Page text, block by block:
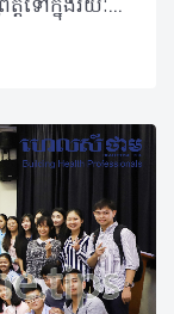
សន្និសីទឱសថសាស្រ្តលើកទី១ ត្រូវបានប្រព្រឹត្តទៅក្នុងរយៈពេលពីរថ្ងៃ ចាប់ពីថ្ងៃទី២៨ ដល់ថ្ងៃទី២៩ ខែកញ្ញា ឆ្នាំ២០១៨ នៅសាលប្រជុំប៊ី ជាន់ទី៣ អគារប៊ី នៃសាកលវិទ្យាល័យពុទ្ធិសាស្រ្ត ដោយមានការចូលរួមពីឱសថការី និងនិស្សិតឱសថសាស្រ្តចំនួន២០០នាក់ ដែលអញ្ជើញមកពីអង្គការក្រៅរដ្ឋាភិបាល ស្ថាប័នរដ្ឋ ក្រុមហ៊ុនឯកជន សហគ្រាសផលិតឱសថ ឱសថស្ថានឯកជន និងមហាវិទ្យាល័យឱសថសាស្រ្តនានា នៅក្នុងប្រទេសកម្ពុជា។ សន្និសីទនេះបានប្រារព្ធធ្វើឡើងក្រោមអធិបតីភាព លោកសាស្រ្តាចារ្យ អ៊ាន ហ្វីនលេ សាកលវិទ្យាធិការ និងអនុអធិការបតី នៃសាកលវិទ្យាល័យ ពុទ្ធិសាស្រ្ត លោក បាន បុត្តា ប្រធានក្រុមប្រឹក្សាគណៈឱសថការីកម្ពុជា និងឯកឧត្តម ឱសថការី លឹម រតនៈ ប្រធានសមាគមឱសថការីកម្ពុជា ។ វាគ្មិនកិត្តិយស១១នាក់ បានចូលរួមចែករំលែកចំណេះដឹង បទពិសោធន៍ ការអនុវត្ត និងភាពជោគជ័យនានារបស់ខ្លួននៅក្នុងផ្នែកចំនួនប្រាំក្នុងវិស័យឱសថសាស្រ្ត៖ ឱសថសាស្រ្តគ្លីនិក ឱសថសាស្រ្តសហគមន៍ ឱសថសាស្រ្តឧស្សាហកម្ម វេជ្ជជីវសាស្រ្ត និងឱសថសាស្រ្តពាណិជ្ជកម្ម។ ទន្ទឹមនឹងនោះដែរ ក៏មានការតាំងពិព័រណ៍ផលិតផល និងសេវាកម្មរបស់ផ្នែកឱសថសាស្រ្ត និងក្រុមហ៊ុននានាដែលនិស្សិតអាចស្វែងយល់បន្ថែមអំពីការសិក្សាស៊ីជម្រៅលើជំនាញឱសថសាស្រ្ត ឱកាសការងារតាមក្រុមហ៊ុន និងការស្វែងយល់អំពីព័ត៌មានផលិតផលឱសថមួយចំនួន។ តាមរយៈសន្និសិទនេះ អ្នកចូលរួមទាំងអស់ បានទទួលនូវចំណេះដឹង និងបទពិសោធន៍ថ្មីៗ ដែលមានសារៈសំខាន់សម្រាប់អាជីពទៅថ្ងៃក្រោយ និងជាទុនសម្រាប់សិក្សាបន្តក្នុងថ្ងៃអនាគត។ ជាលទ្ធផល គណៈអធិបតី វាគ្មិន ភ្ញៀវកិត្តិយស និងអ្នកចូលរួមទាំងអស់ បានវាយតម្លៃខ្ពស់ពីការរៀបឲ្យមានសន្និសីទឱសថសាស្រ្តលើកទី១ ដែលជាសន្និសីទដំបូងគេបំផុតនៅក្នុងប្រទេសកម្ពុជា ហើយសន្និសីទនេះ នឹងជាផ្នែកមួយនៃការបណ្តុះបណ្តាលបន្តសម្រាប់វិជ្ជាជីវៈឱសថសាស្រ្ត ដែលឱសថការីទាំងអស់តម្រូវឲ្យចូលរួមជាចាំបាច់នៅក្នុងអនាគតដ៏ខ្លីខាងមុខ។ សន្និសីទនេះ គឺជាជោគជ័យមួយដ៏ធំធេងសម្រាប់វិជ្ជាជីវៈឱសថសាស្រ្តទាំងមូល និងវិស័យសុខាភិបាលនៅប្រទេសកម្ពុជា និងសាកលវិទ្យាល័យពុទ្ធិសាស្រ្ត និយាយដោយឡែក ដែលជាអ្នកផ្តួចផ្តើមបង្កើតឲ្យមាននូវសន្និសីទឱសថសាស្រ្តដំបូងគេនេះឡើង។ គណៈកម្មការរៀបចំសន្និសីទ សូមថ្លែងអំណរគុណយ៉ាងជ្រាលជ្រៅដល់គណៈអធិបតី វាគ្មិន ភ្ញៀវកិត្តិយស និងអ្នកចូលរួមទាំងអស់ ដែលបានចំណាយពេលវេលាដ៏មានតម្លៃចូលរួម និងចែករំលែកនៅក្នុងសន្និសីទនេះ និងជាពិសេស សូមថ្លែងអំណរគុណដល់ក្រុមហ៊ុនឧបត្ថម្ភកម្មវិធីដែលមានដូចជា ក្រុមហ៊ុនDKSH សហគ្រាសផលិតឱសថ ប៉េ ប៉េ អឹម សហគ្រាសផលិតឱសថ ជា ចំណាន សហគ្រាសផលិតឱសថ អឺហ្វាក់ និងសហគ្រាសផលិតឱសថអន្តរជាតិ។ ©2018 រក្សាសិទ្ធិគ្រប់យ៉ាង​ដោយ Healthtime Corporation ចំពោះគ្រប់អត្ថបទដោយគ្មានផ្នែកណាមួយត្រូវបោះពុម្ពផ្សាយចូល ប្រព័ន្ធអ៊ីនធឺណែតឧបករណ៍អេឡិចត្រូនិកអាត់ជាសំឡេងឬថតចំលងគ្រប់រូបភាពដោយគ្មានការអនុញ្ញាតឡើយ